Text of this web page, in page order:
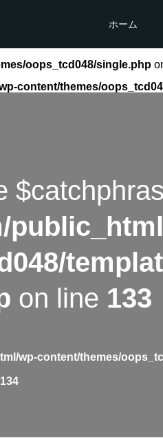
ホーム
oops_tcd048/single.php
content/themes/
on line 133
wp-content/themes/
134